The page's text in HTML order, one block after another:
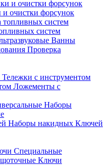
и очистки форсунок
систем
Ванны
Проверка
Тележки с инструментом
Ложементы с
Наборы
Наборы накидных Ключей
Специальные
Ключи